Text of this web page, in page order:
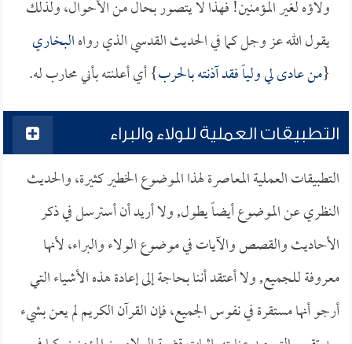
ولاؤه لغير المؤمنين! فهذا لا يتصور بحال من الأحوال، ولذلك
يقول الله عز وجل كما في الحديث القدسي الذي رواهالبخاري
{من عادى لي ولياً فقد آذنته بالحرب} أي أعلنته بأني محارب له.
التطبيقات العملية للولاء والبراء
التطبيقات العملية المعاصرة لهذا الموضوع الخطير كثيرة، والحديث
النظري عن الموضوع أيضاً يطول, ولا أريد أن أسترسل في ذكر
الأحاديث والقصص والآيات في موضوع الولاء والبراء، لأنها
معروفة للجميع, ولا أعتقد أننا بحاجة إلى إعادة هذه الأشياء التي
أرجو أنها مستقرة في نفوس الجميع، فإن القرآن الكريم لم يعن بشيء